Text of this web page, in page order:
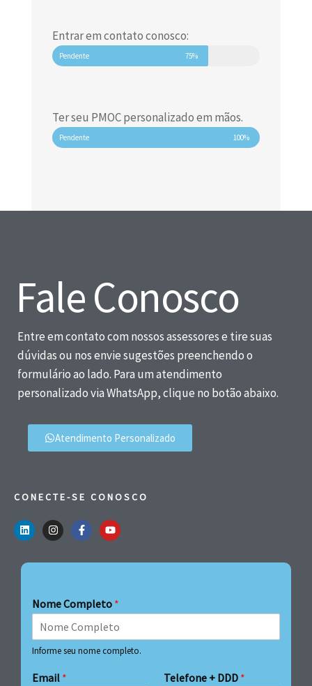
Entrar em contato conosco:
Pendente 75%
Ter seu PMOC personalizado em mãos.
Pendente 100%
Fale Conosco
Entre em contato com nossos assessores e tire suas
dúvidas ou nos envie sugestões preenchendo o
formulário ao lado. Para um atendimento
personalizado via WhatsApp, clique no botão abaixo.
Atendimento Personalizado
CONECTE-SE CONOSCO
Nome Completo *
Informe seu nome completo.
Email * Telefone + DDD *